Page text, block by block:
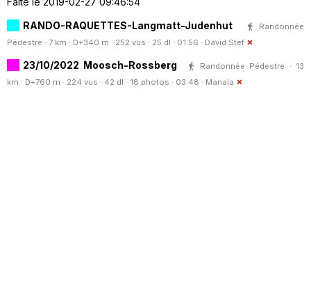
RANDO-RAQUETTES-Langmatt-Judenhut
Randonnée
Pédestre · 7 km · D+340 m · 252 vus · 25 dl · 01:56 · David.Stef
23/10/2022 Moosch-Rossberg
Randonnée Pédestre · 13
km · D+760 m · 224 vus · 42 dl · 18 photos · 03:48 · Manala